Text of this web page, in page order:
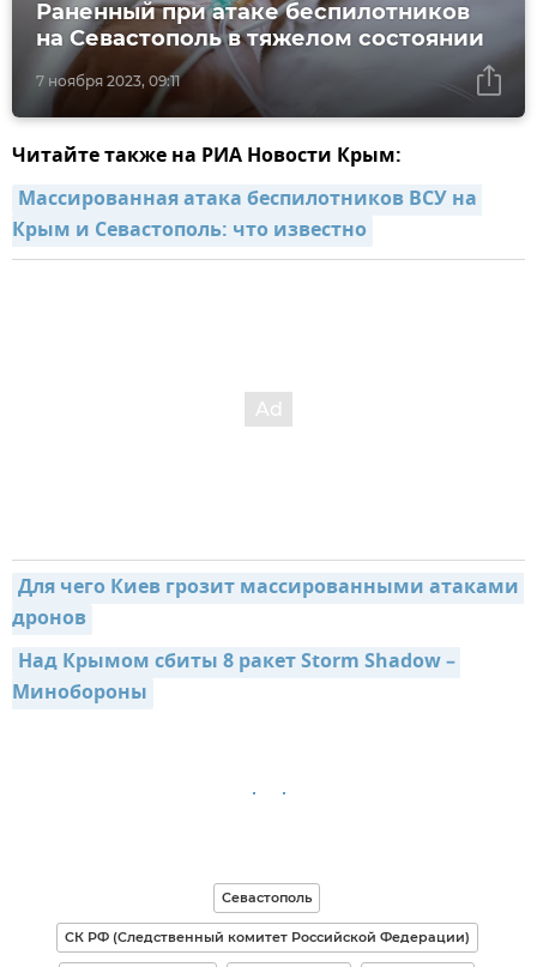
7 ноября 2023, 09:11
Раненный при атаке беспилотников
на Севастополь в тяжелом состоянии
Читайте также на РИА Новости Крым:
Массированная атака беспилотников ВСУ на
Крым и Севастополь: что известно
Для чего Киев грозит массированными атаками
дронов
Над Крымом сбиты 8 ракет Storm Shadow –
Минобороны
Севастополь
СК РФ (Следственный комитет Российской Федерации)